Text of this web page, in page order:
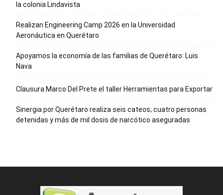
la colonia Lindavista
Realizan Engineering Camp 2026 en la Universidad
Aeronáutica en Querétaro
Apoyamos la economía de las familias de Querétaro: Luis
Nava
Clausura Marco Del Prete el taller Herramientas para Exportar
Sinergia por Querétaro realiza seis cateos; cuatro personas
detenidas y más de mil dosis de narcótico aseguradas